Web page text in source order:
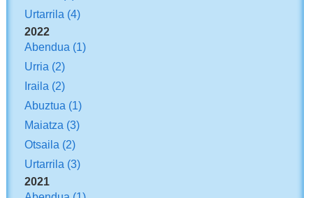
Urtarrila (4)
2022
Abendua (1)
Urria (2)
Iraila (2)
Abuztua (1)
Maiatza (3)
Otsaila (2)
Urtarrila (3)
2021